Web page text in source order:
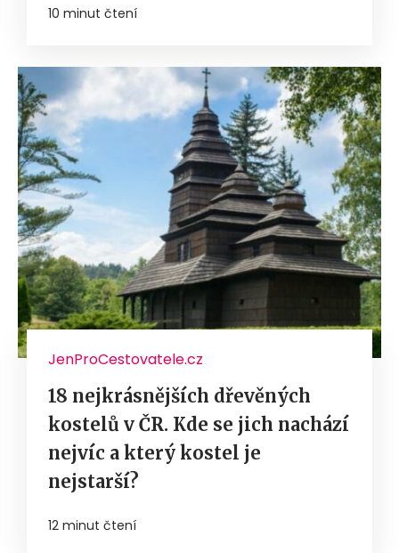
10 minut čtení
JenProCestovatele.cz
18 nejkrásnějších dřevěných
kostelů v ČR. Kde se jich nachází
nejvíc a který kostel je
nejstarší?
12 minut čtení